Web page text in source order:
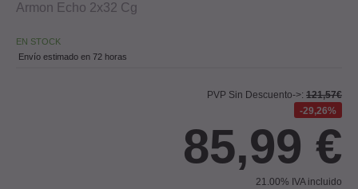
Armon Echo 2x32 Cg
EN STOCK
Envío estimado en 72 horas
PVP Sin Descuento->: 121,57€
29,26%
85,99 €
21.00% IVA incluido